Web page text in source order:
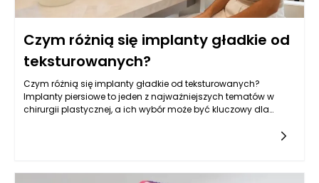
Czym różnią się implanty gładkie od
teksturowanych?
Czym różnią się implanty gładkie od teksturowanych?
Implanty piersiowe to jeden z najważniejszych tematów w
chirurgii plastycznej, a ich wybór może być kluczowy dla